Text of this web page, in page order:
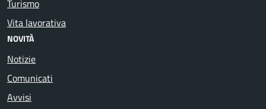
Turismo
Vita lavorativa
NOVITÀ
Notizie
Comunicati
Avvisi